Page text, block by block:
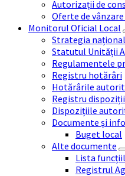
Autorizații de
Oferte de
Monitorul Oficial Local
Strategia
Statutul Unității
Regulamentele
Registru hotărâri
Hotărârile
Registru dispoziții
Dispozițiile
Documente și
Buget local
Alte documente
Lista
Registrul